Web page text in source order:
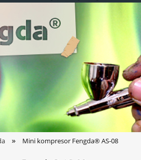
» Mini kompresor Fengda® AS-08